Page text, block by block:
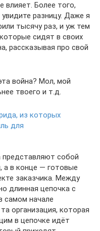
влияет. Более того,
разницу. Даже я
тысячу раз, и уж тем
сидят в своих
рассказывая про свой
война? Мол, мой
твоего и т.д.
представляют собой
а в конце — готовые
заказчика. Между
длинная цепочка с
самом начале
организация, которая
в цепочке идёт